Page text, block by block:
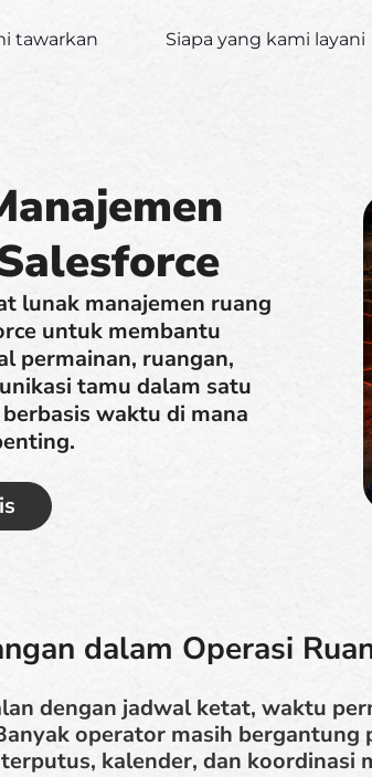
tawarkan Siapa yang kami layani
lunak manajemen ruang
untuk membantu
permainan, ruangan,
tamu dalam satu
waktu di mana
dalam Operasi
dengan jadwal ketat, waktu
operator masih bergantung
terputus, kalender, dan koordinasi